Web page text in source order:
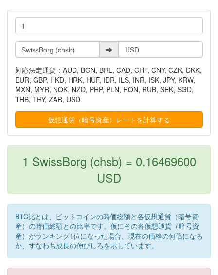
対応法定通貨：AUD, BGN, BRL, CAD, CHF, CNY, CZK, DKK,
EUR, GBP, HKD, HRK, HUF, IDR, ILS, INR, ISK, JPY, KRW,
MXN, MYR, NOK, NZD, PHP, PLN, RON, RUB, SEK, SGD,
THB, TRY, ZAR, USD
1 SwissBorg (chsb) = 0.16469600
USD
BTC比とは、ビットコインの時価総額と各仮想通貨（暗号資
産）の時価総額との比率です。仮にその各仮想通貨（暗号資
産）がランキング1位になった場合、現在の価格の何倍になる
か、すなわち成長の伸びしろを示しています。